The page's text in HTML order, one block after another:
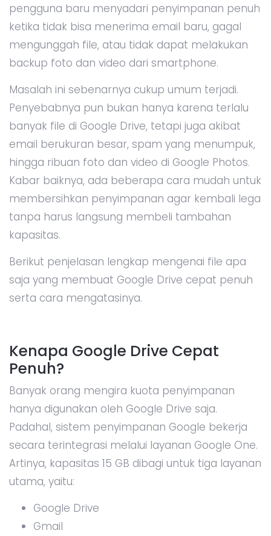
pengguna baru menyadari penyimpanan penuh
ketika tidak bisa menerima email baru, gagal
mengunggah file, atau tidak dapat melakukan
backup foto dan video dari smartphone.
Masalah ini sebenarnya cukup umum terjadi.
Penyebabnya pun bukan hanya karena terlalu
banyak file di Google Drive, tetapi juga akibat
email berukuran besar, spam yang menumpuk,
hingga ribuan foto dan video di Google Photos.
Kabar baiknya, ada beberapa cara mudah untuk
membersihkan penyimpanan agar kembali lega
tanpa harus langsung membeli tambahan
kapasitas.
Berikut penjelasan lengkap mengenai file apa
saja yang membuat Google Drive cepat penuh
serta cara mengatasinya.
Kenapa Google Drive Cepat
Penuh?
Banyak orang mengira kuota penyimpanan
hanya digunakan oleh Google Drive saja.
Padahal, sistem penyimpanan Google bekerja
secara terintegrasi melalui layanan Google One.
Artinya, kapasitas 15 GB dibagi untuk tiga layanan
utama, yaitu:
Google Drive
Gmail